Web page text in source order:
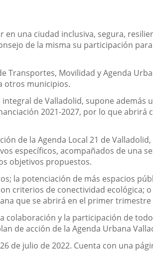
una ciudad inclusiva, segura,
de la misma su participación
Transportes, Movilidad y Agenda
otros municipios.
de Valladolid, supone además
2021-2027, por lo que abrirá
de la Agenda Local 21 de
específicos, acompañados de una
objetivos propuestos.
la potenciación de más espacios
criterios de conectividad ecológica;
que se abrirá en el primer trimestre
colaboración y la participación de
de acción de la Agenda Urbana
de julio de 2022. Cuenta con una